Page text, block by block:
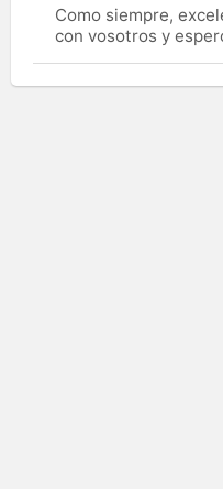
Como siempre,
con vosotros y